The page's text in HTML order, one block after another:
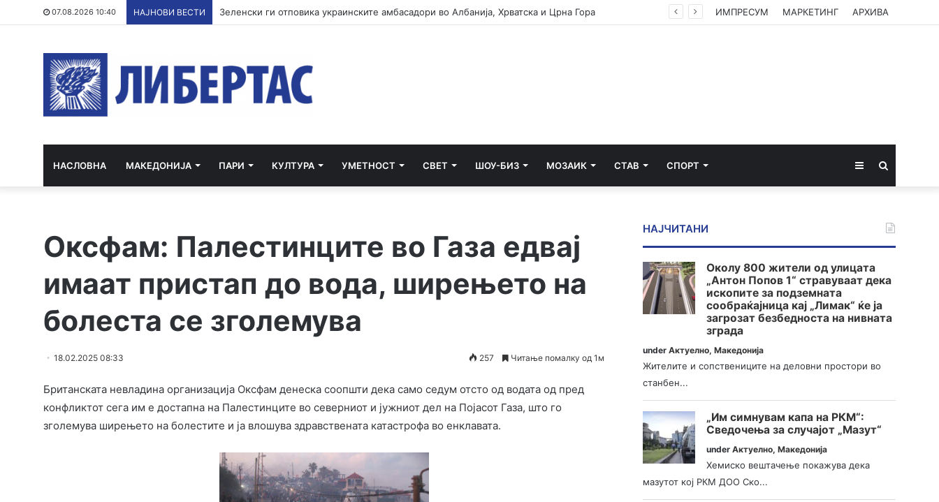
07.08.2026 10:40 НАЈНОВИ ВЕСТИ Зеленски ги отповика украинските амбасадори во Албанија, Хрватска и Црна Гора ИМПРЕСУМ МАРКЕТИНГ АРХИВА
НАСЛОВНА МАКЕДОНИЈА ПАРИ КУЛТУРА УМЕТНОСТ СВЕТ ШОУ-БИЗ МОЗАИК СТАВ СПОРТ Sidebar
Оксфам: Палестинците во Газа едвај
имаат пристап до вода, ширењето на
болеста се зголемува
18.02.2025 08:33 257 Читање помалку од 1м
Британската невладина организација Оксфам денеска соопшти дека само седум отсто од водата од пред
конфликтот сега им е достапна на Палестинците во северниот и јужниот дел на Појасот Газа, што го
зголемува ширењето на болестите и ја влошува здравствената катастрофа во енклавата.
НАЈЧИТАНИ
Околу 800 жители од улицата
„Антон Попов 1“ стравуваат дека
ископите за подземната
сообраќајница кај „Лимак“ ќе ја
загрозат безбедноста на нивната
зграда
underАктуелно,Македонија
Жителите и сопствениците на деловни простори во
станбен...
„Им симнувам капа на РКМ“:
Сведочења за случајот „Мазут“
underАктуелно,Македонија
Хемиско вештачење покажува дека
мазутот кој РКМ ДОО Ско...